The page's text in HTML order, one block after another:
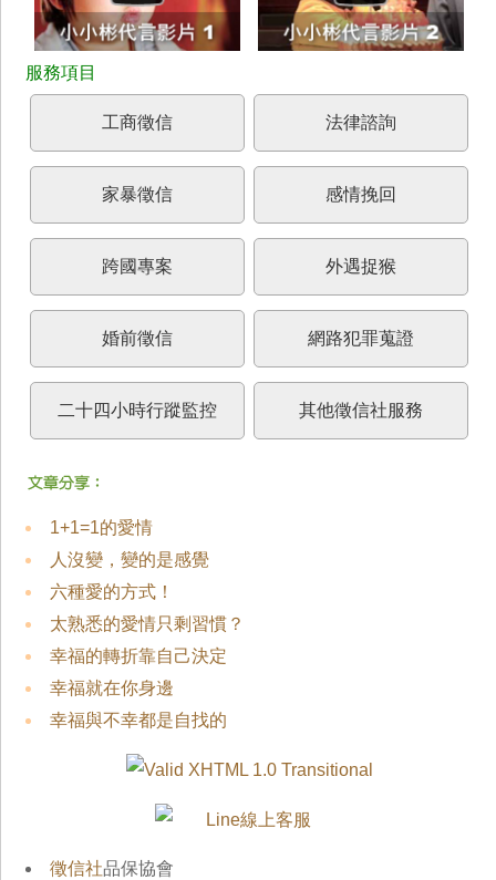
工商徵信 法律諮詢
家暴徵信 感情挽回
跨國專案 外遇捉猴
婚前徵信 網路犯罪蒐證
二十四小時行蹤監控 其他徵信社服務
1+1=1的愛情
人沒變，變的是感覺
六種愛的方式！
太熟悉的愛情只剩習慣？
幸福的轉折靠自己決定
幸福就在你身邊
幸福與不幸都是自找的
徵信社品保協會